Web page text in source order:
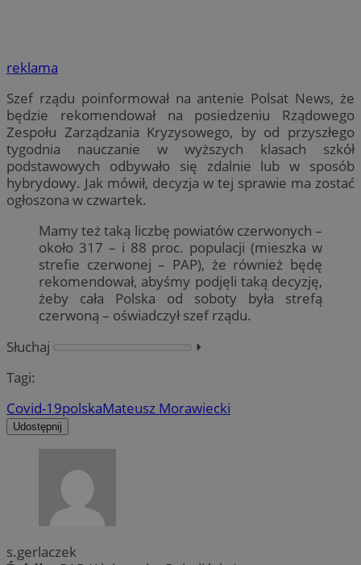
reklama
Szef rządu poinformował na antenie Polsat News, że
będzie rekomendował na posiedzeniu Rządowego
Zespołu Zarządzania Kryzysowego, by od przyszłego
tygodnia nauczanie w wyższych klasach szkół
podstawowych odbywało się zdalnie lub w sposób
hybrydowy. Jak mówił, decyzja w tej sprawie ma zostać
ogłoszona w czwartek.
Mamy też taką liczbę powiatów czerwonych –
około 317 – i 88 proc. populacji (mieszka w
strefie czerwonej – PAP), że również będę
rekomendował, abyśmy podjęli taką decyzję,
żeby cała Polska od soboty była strefą
czerwoną – oświadczył szef rządu.
Słuchaj
⏵︎
Tagi:
Covid-19polskaMateusz Morawiecki
Udostępnij
s.gerlaczek